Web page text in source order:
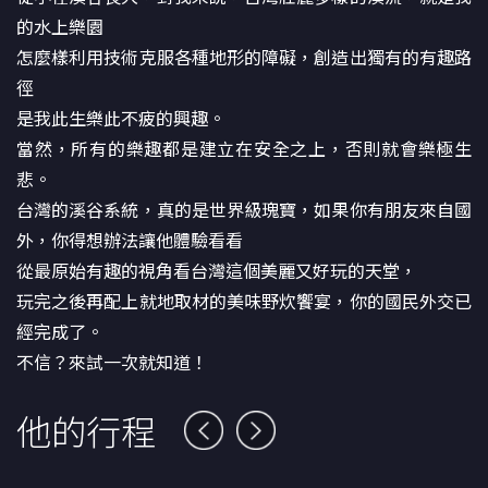
的水上樂園
怎麼樣利用技術克服各種地形的障礙，創造出獨有的有趣路
徑
是我此生樂此不疲的興趣。
當然，所有的樂趣都是建立在安全之上，否則就會樂極生
悲。
台灣的溪谷系統，真的是世界級瑰寶，如果你有朋友來自國
外，你得想辦法讓他體驗看看
從最原始有趣的視角看台灣這個美麗又好玩的天堂，
玩完之後再配上就地取材的美味野炊饗宴，你的國民外交已
經完成了。
不信？來試一次就知道！
他的行程